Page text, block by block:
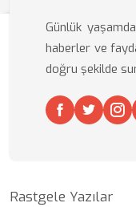
Günlük
haberler ve
doğru şekilde
Rastgele Yazılar